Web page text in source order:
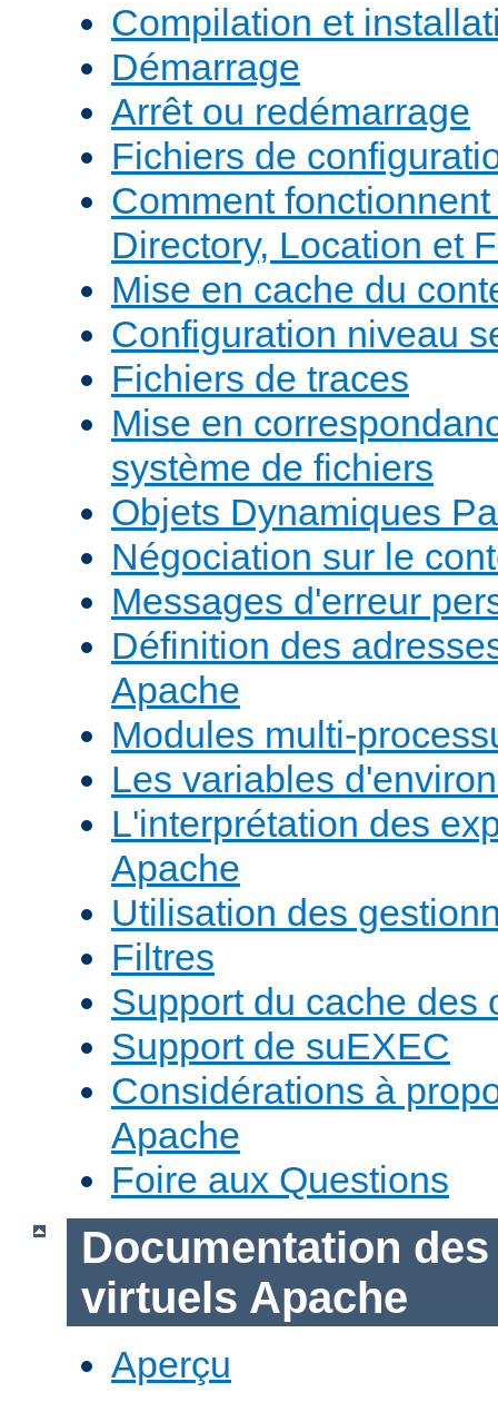
Compilation et
Démarrage
Arrêt ou redémarrage
Fichiers de
Comment
Directory, Location et
Mise en cache du
Configuration niveau
Fichiers de traces
Mise en
système de fichiers
Objets Dynamiques
Négociation sur le
Messages d'erreur
Définition des
Apache
Modules multi-
Les variables
L'interprétation des
Apache
Utilisation des
Filtres
Support du cache des
Support de suEXEC
Considérations à
Apache
Foire aux Questions
Documentation
virtuels Apache
Aperçu